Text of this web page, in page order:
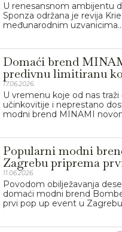
U renesansnom ambijentu
Sponza održana je revija
međunarodnim uzvanicima...
Domaći brend
predivnu limitiranu
17.06.2026.
U vremenu koje od nas
učinkovitije i neprestano
modni brend MINAMI
Popularni modni
Zagrebu priprema
11.06.2026.
Povodom obilježavanja
domaći modni brend
prvi pop up event u